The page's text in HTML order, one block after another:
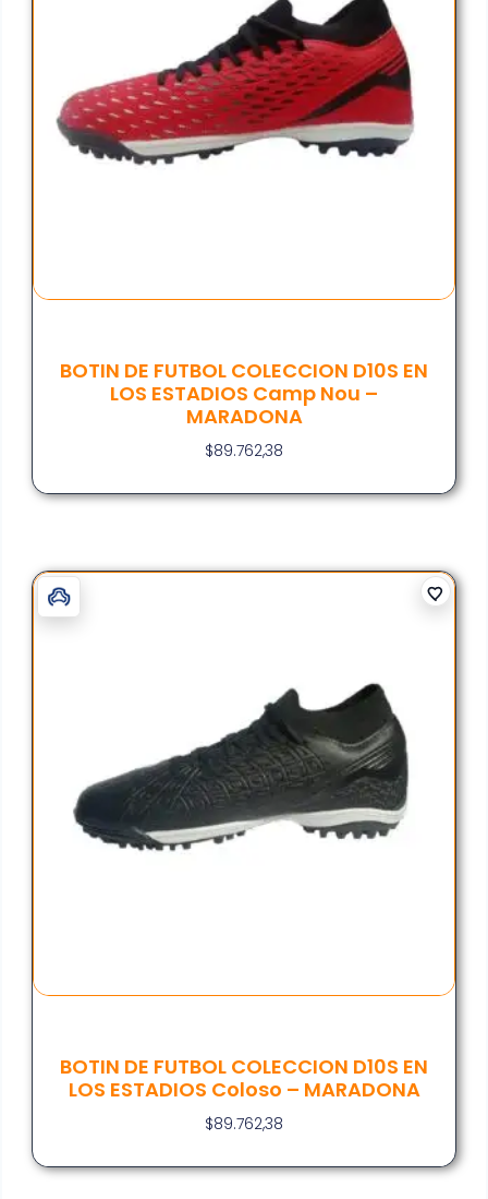
BOTIN DE FUTBOL COLECCION D10S EN
LOS ESTADIOS Camp Nou –
MARADONA
$89.762,38
BOTIN DE FUTBOL COLECCION D10S EN
LOS ESTADIOS Coloso – MARADONA
$89.762,38